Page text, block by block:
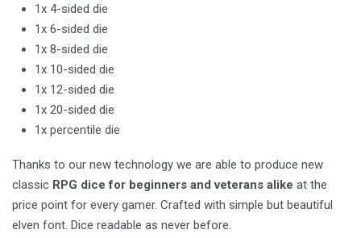
1x 4-sided die
1x 6-sided die
1x 8-sided die
1x 10-sided die
1x 12-sided die
1x 20-sided die
1x percentile die
Thanks to our new technology we are able to produce new
classic RPG dice for beginners and veterans alike at the
price point for every gamer. Crafted with simple but beautiful
elven font. Dice readable as never before.